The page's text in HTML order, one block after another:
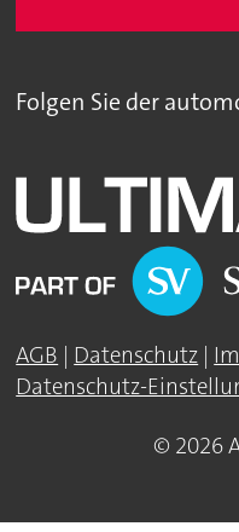
Folgen Sie der
AGB | Datenschutz |
Datenschutz-
© 2026